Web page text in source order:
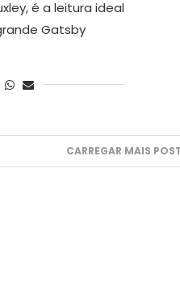
é a leitura ideal
Gatsby
CARREGAR MAIS